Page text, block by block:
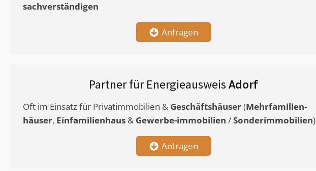
sachverständigen
Anfragen
Partner für EnergieausweisAdorf
Oft im Einsatz für Privatimmobilien & Geschäftshäuser(Mehrfamilien-
häuser, Einfamilienhaus & Gewerbe-immobilien /Sonderimmobilien)
Anfragen